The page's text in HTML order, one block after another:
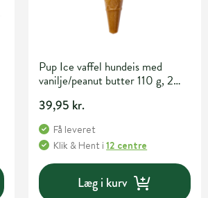
Pup Ice vaffel hundeis med
vanilje/peanut butter 110 g, 2
39,95 kr.
Få leveret
Klik & Hent i12 centre
Læg i kurv